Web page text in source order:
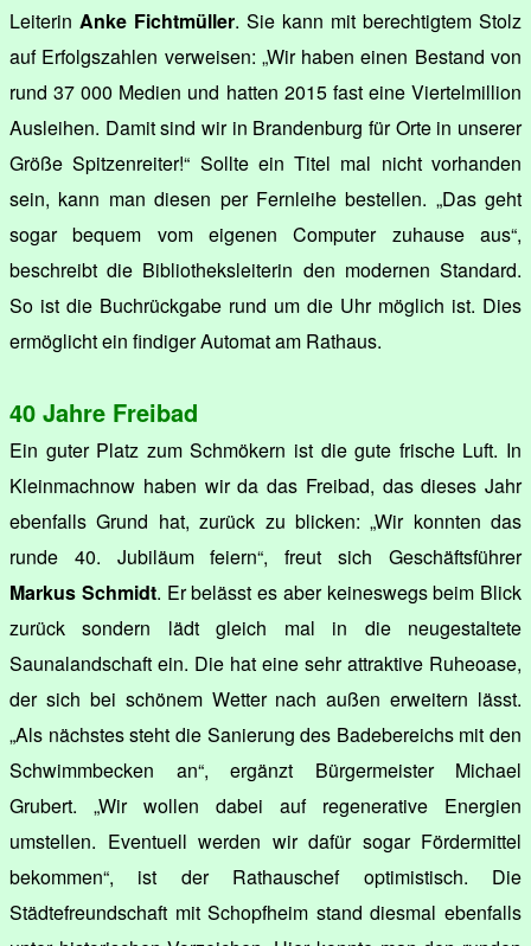
Leiterin Anke Fichtmüller. Sie kann mit berechtigtem Stolz
auf Erfolgszahlen verweisen: „Wir haben einen Bestand von
rund 37 000 Medien und hatten 2015 fast eine Viertelmillion
Ausleihen. Damit sind wir in Brandenburg für Orte in unserer
Größe Spitzenreiter!“ Sollte ein Titel mal nicht vorhanden
sein, kann man diesen per Fernleihe bestellen. „Das geht
sogar bequem vom eigenen Computer zuhause aus“,
beschreibt die Bibliotheksleiterin den modernen Standard.
So ist die Buchrückgabe rund um die Uhr möglich ist. Dies
ermöglicht ein findiger Automat am Rathaus.
40 Jahre Freibad
Ein guter Platz zum Schmökern ist die gute frische Luft. In
Kleinmachnow haben wir da das Freibad, das dieses Jahr
ebenfalls Grund hat, zurück zu blicken: „Wir konnten das
runde 40. Jubiläum feiern“, freut sich Geschäftsführer
Markus Schmidt. Er belässt es aber keineswegs beim Blick
zurück sondern lädt gleich mal in die neugestaltete
Saunalandschaft ein. Die hat eine sehr attraktive Ruheoase,
der sich bei schönem Wetter nach außen erweitern lässt.
„Als nächstes steht die Sanierung des Badebereichs mit den
Schwimmbecken an“, ergänzt Bürgermeister Michael
Grubert. „Wir wollen dabei auf regenerative Energien
umstellen. Eventuell werden wir dafür sogar Fördermittel
bekommen“, ist der Rathauschef optimistisch. Die
Städtefreundschaft mit Schopfheim stand diesmal ebenfalls